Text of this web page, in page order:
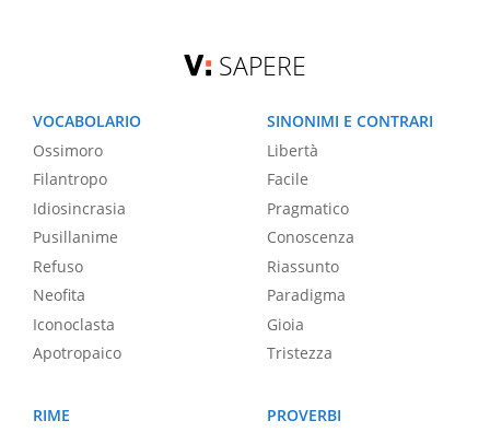
SAPERE
VOCABOLARIO
Ossimoro
Filantropo
Idiosincrasia
Pusillanime
Refuso
Neofita
Iconoclasta
Apotropaico
SINONIMI E CONTRARI
Libertà
Facile
Pragmatico
Conoscenza
Riassunto
Paradigma
Gioia
Tristezza
RIME
PROVERBI